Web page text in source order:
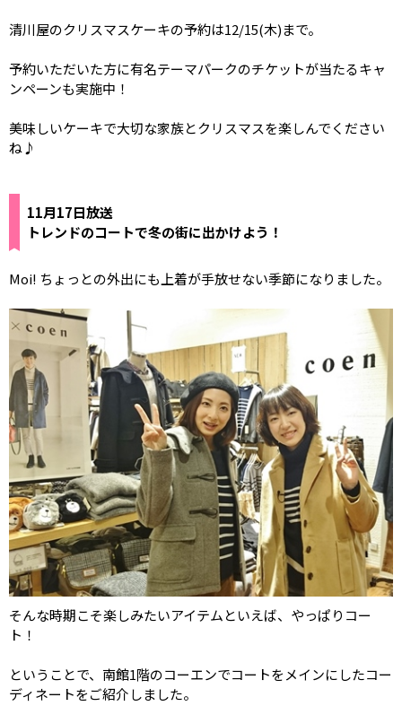
清川屋のクリスマスケーキの予約は12/15(木)まで。
予約いただいた方に有名テーマパークのチケットが当たるキャ
ンペーンも実施中！
美味しいケーキで大切な家族とクリスマスを楽しんでください
ね♪
11月17日放送
トレンドのコートで冬の街に出かけよう！
Moi! ちょっとの外出にも上着が手放せない季節になりました。
そんな時期こそ楽しみたいアイテムといえば、やっぱりコー
ト！
ということで、南館1階のコーエンでコートをメインにしたコー
ディネートをご紹介しました。